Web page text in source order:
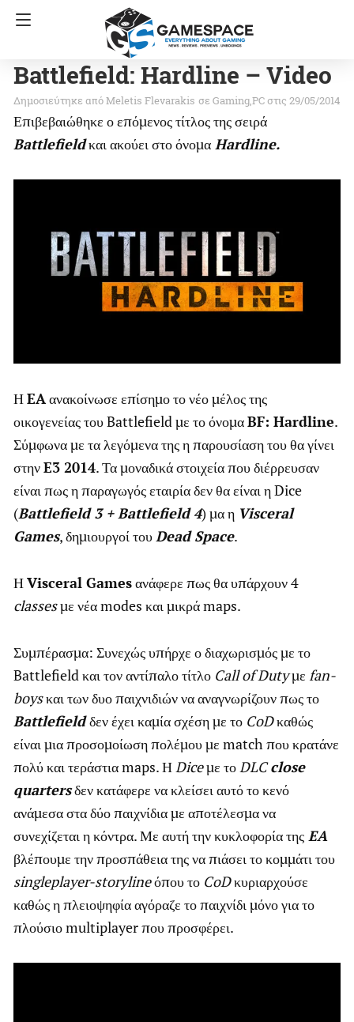
Battlefield: Hardline – Video
Meletis Flevarakis σε GamingPCστις 29/05/2014
Επιβεβαιώθηκε ο επόμενος τίτλος της σειρά
Battlefieldκαι ακούει στο όνομα Hardline.
ΗEAανακοίνωσε επίσημο το νέο μέλος της
οικογενείας του Battlefield με το όνομαBF: Hardline.
Σύμφωνα με τα λεγόμενα της η παρουσίαση του θα γίνει
στηνE3 2014. Τα μοναδικά στοιχεία που διέρρευσαν
είναι πως η παραγωγός εταιρία δεν θα είναι η Dice
(Battlefield 3 + Battlefield 4) μα η Visceral
Games, δημιουργοί τουDead Space.
ΗVisceral Gamesανάφερε πως θα υπάρχουν 4
classesμε νέα modes και μικρά maps.
Συμπέρασμα: Συνεχώς υπήρχε ο διαχωρισμός με το
Battlefield και τον αντίπαλο τίτλο Call of Dutyμε fan-
boysκαι των δυο παιχνιδιών να αναγνωρίζουν πως το
Battlefield δεν έχει καμία σχέση με το CoDκαθώς
είναι μια προσομοίωση πολέμου με match που κρατάνε
πολύ και τεράστια maps. ΗDiceμε τοDLCclose
quartersδεν κατάφερε να κλείσει αυτό το κενό
ανάμεσα στα δύο παιχνίδια με αποτέλεσμα να
συνεχίζεται η κόντρα. Με αυτή την κυκλοφορία της EA
βλέπουμε την προσπάθεια της να πιάσει το κομμάτι του
singleplayer-storylineόπου το CoDκυριαρχούσε
καθώς η πλειοψηφία αγόραζε το παιχνίδι μόνο για το
πλούσιο multiplayer που προσφέρει.